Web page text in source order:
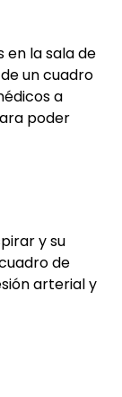
en la sala de
un cuadro
a
poder
y su
de
arterial y